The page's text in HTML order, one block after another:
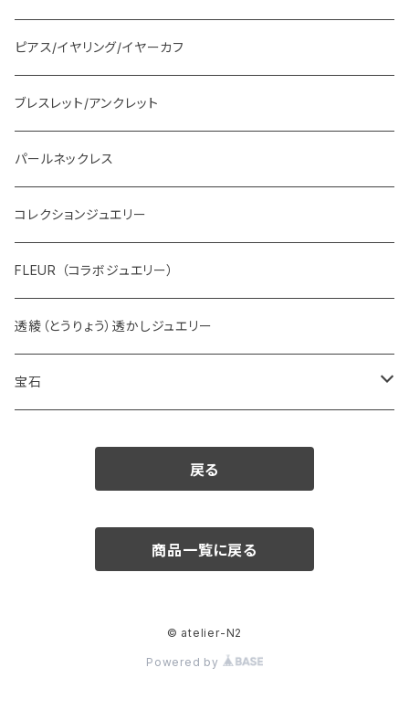
ピアス/イヤリング/イヤーカフ
ブレスレット/アンクレット
パールネックレス
コレクションジュエリー
FLEUR （コラボジュエリー）
透綾（とうりょう）透かしジュエリー
宝石
カラーストーン
戻る
商品一覧に戻る
© atelier-N2
Powered by